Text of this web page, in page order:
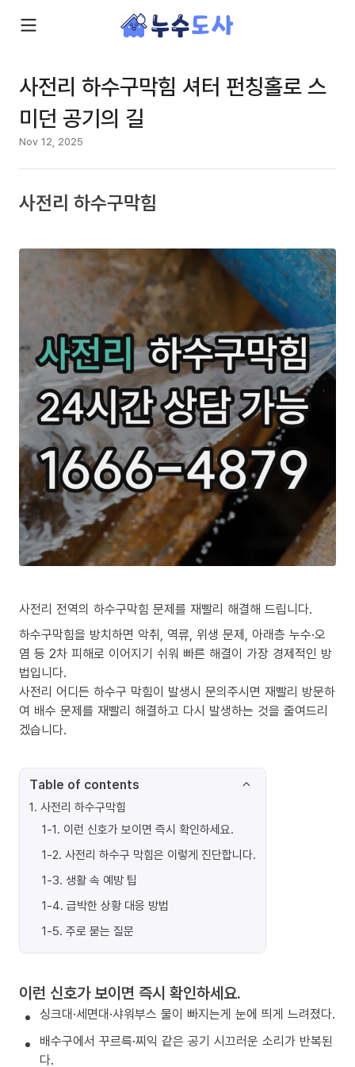
사전리 하수구막힘 셔터 펀칭홀로 스
미던 공기의 길
Nov 12, 2025
사전리 하수구막힘
사전리 전역의 하수구막힘 문제를 재빨리 해결해 드립니다.
하수구막힘을 방치하면 악취, 역류, 위생 문제, 아래층 누수·오
염 등 2차 피해로 이어지기 쉬워 빠른 해결이 가장 경제적인 방
법입니다.
사전리 어디든 하수구 막힘이 발생시 문의주시면 재빨리 방문하
여 배수 문제를 재빨리 해결하고 다시 발생하는 것을 줄여드리
겠습니다.
Table of contents
1. 사전리 하수구막힘
1-1. 이런 신호가 보이면 즉시 확인하세요.
1-2. 사전리 하수구 막힘은 이렇게 진단합니다.
1-3. 생활 속 예방 팁
1-4. 급박한 상황 대응 방법
1-5. 주로 묻는 질문
이런 신호가 보이면 즉시 확인하세요.
싱크대·세면대·샤워부스 물이 빠지는게 눈에 띄게 느려졌다.
배수구에서 꾸르륵·찌익 같은 공기 시끄러운 소리가 반복된
다.